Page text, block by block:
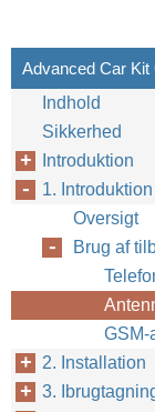
Advanced Car Kit
Indhold
Sikkerhed
Introduktion
1. Introduktion
Oversigt
Brug af
GSM-
2. Installation
3.